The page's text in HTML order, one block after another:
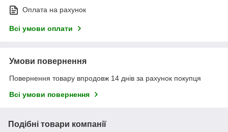
Оплата на рахунок
Всі умови оплати
Умови повернення
Повернення товару впродовж 14 днів за рахунок покупця
Всі умови повернення
Подібні товари компанії